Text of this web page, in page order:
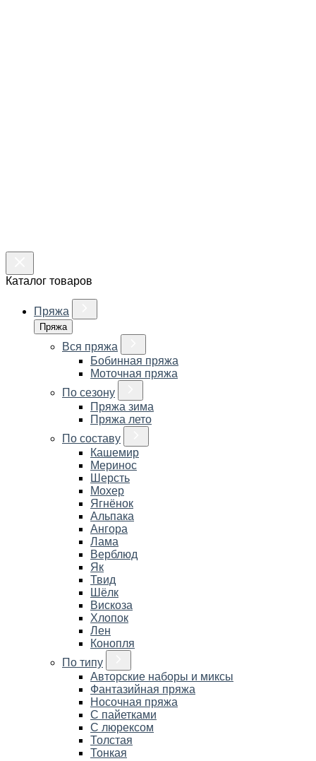
Каталог товаров
Пряжа
Пряжа
Вся пряжа
Бобинная пряжа
Моточная пряжа
По сезону
Пряжа зима
Пряжа лето
По составу
Кашемир
Меринос
Шерсть
Мохер
Ягнёнок
Альпака
Ангора
Лама
Верблюд
Як
Твид
Шёлк
Вискоза
Хлопок
Лен
Конопля
По типу
Авторские наборы и миксы
Фантазийная пряжа
Носочная пряжа
С пайетками
С люрексом
Толстая
Тонкая